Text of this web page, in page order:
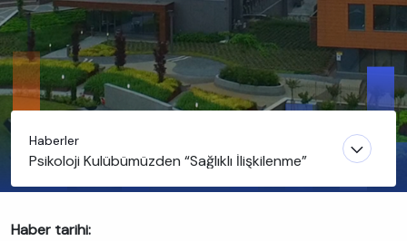
Haberler
Psikoloji Kulübümüzden “Sağlıklı İlişkilenme”
Haber tarihi: